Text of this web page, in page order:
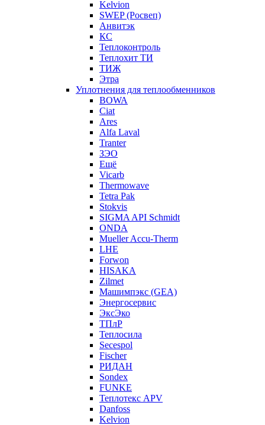
Kelvion
SWEP (Росвеп)
Анвитэк
КС
Теплоконтроль
Теплохит ТИ
ТИЖ
Этра
Уплотнения для теплообменников
BOWA
Ciat
Ares
Alfa Laval
Tranter
ЗЭО
Ещё
Vicarb
Thermowave
Tetra Pak
Stokvis
SIGMA API Schmidt
ONDA
Mueller Accu-Therm
LHE
Forwon
HISAKA
Zilmet
Машимпэкс (GEA)
Энергосервис
ЭксЭко
ТПлР
Теплосила
Secespol
Fischer
РИДАН
Sondex
FUNKE
Теплотекс APV
Danfoss
Kelvion